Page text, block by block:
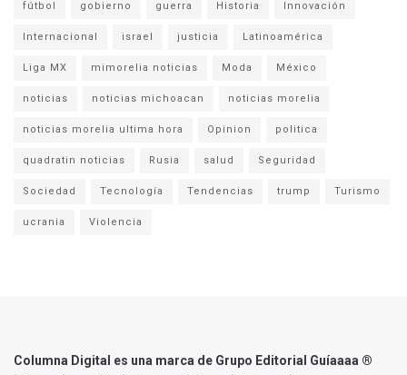
fútbol gobierno guerra Historia Innovación
Internacional israel justicia Latinoamérica
Liga MX mimorelia noticias Moda México
noticias noticias michoacan noticias morelia
noticias morelia ultima hora Opinion politica
quadratin noticias Rusia salud Seguridad
Sociedad Tecnología Tendencias trump Turismo
ucrania Violencia
Columna Digital es una marca de Grupo Editorial Guíaaaa ®